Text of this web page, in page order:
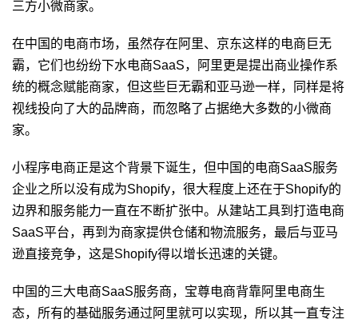
三方小微商家。
在中国的电商市场，虽然存在阿里、京东这样的电商巨无
霸，它们也纷纷下水电商SaaS，阿里更是提出商业操作系
统的概念赋能商家，但这些巨无霸和亚马逊一样，同样是将
视线投向了大的品牌商，而忽略了占据绝大多数的小微商
家。
小程序电商正是这个背景下诞生，但中国的电商SaaS服务
企业之所以没有成为Shopify，很大程度上还在于Shopify的
边界和服务能力一直在不断扩张中。从建站工具到打造电商
SaaS平台，再到为商家提供仓储和物流服务，最后与亚马
逊直接竞争，这是Shopify得以增长迅速的关键。
中国的三大电商SaaS服务商，宝尊电商背靠阿里电商生
态，所有的基础服务通过阿里就可以实现，所以其一直专注